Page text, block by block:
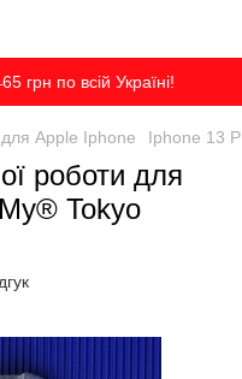
грн по всій Україні!
Apple Iphone Iphone 13
роботи для
Tokyo